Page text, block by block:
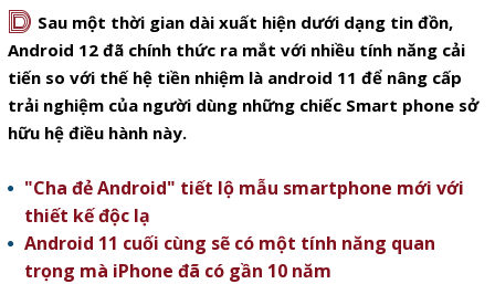
D Sau một thời gian dài xuất hiện dưới dạng tin đồn,
Android 12 đã chính thức ra mắt với nhiều tính năng cải
tiến so với thế hệ tiền nhiệm là android 11 để nâng cấp
trải nghiệm của người dùng những chiếc Smart phone sở
hữu hệ điều hành này.
"Cha đẻ Android" tiết lộ mẫu smartphone mới với
thiết kế độc lạ
Android 11 cuối cùng sẽ có một tính năng quan
trọng mà iPhone đã có gần 10 năm